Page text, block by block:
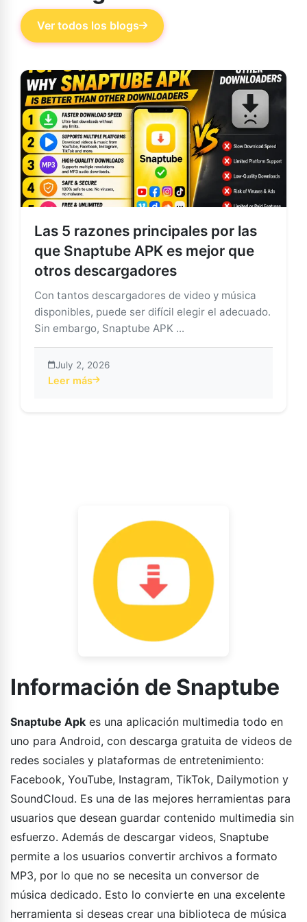
Ver todos los blogs
Las 5 razones principales por las
que Snaptube APK es mejor que
otros descargadores
Con tantos descargadores de video y música
disponibles, puede ser difícil elegir el adecuado.
Sin embargo, Snaptube APK ...
July 2, 2026
Leer más
about Las 5 razones principales por las que
Información de Snaptube
Snaptube Apk es una aplicación multimedia todo en
uno para Android, con descarga gratuita de videos de
redes sociales y plataformas de entretenimiento:
Facebook, YouTube, Instagram, TikTok, Dailymotion y
SoundCloud. Es una de las mejores herramientas para
usuarios que desean guardar contenido multimedia sin
esfuerzo. Además de descargar videos, Snaptube
permite a los usuarios convertir archivos a formato
MP3, por lo que no se necesita un conversor de
música dedicado. Esto lo convierte en una excelente
herramienta si deseas crear una biblioteca de música